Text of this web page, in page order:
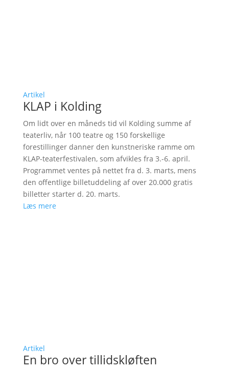
Artikel
KLAP i Kolding
Om lidt over en måneds tid vil Kolding summe af
teaterliv, når 100 teatre og 150 forskellige
forestillinger danner den kunstneriske ramme om
KLAP-teaterfestivalen, som afvikles fra 3.-6. april.
Programmet ventes på nettet fra d. 3. marts, mens
den offentlige billetuddeling af over 20.000 gratis
billetter starter d. 20. marts.
Læs mere
Artikel
En bro over tillidskløften